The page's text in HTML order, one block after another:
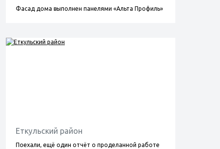
Фасад дома выполнен панелями «Альта Профиль»
Еткульский район
Поехали, ещё один отчёт о проделанной работе